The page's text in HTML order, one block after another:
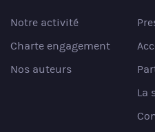
Notre activité
Charte engagement
Nos auteurs
La